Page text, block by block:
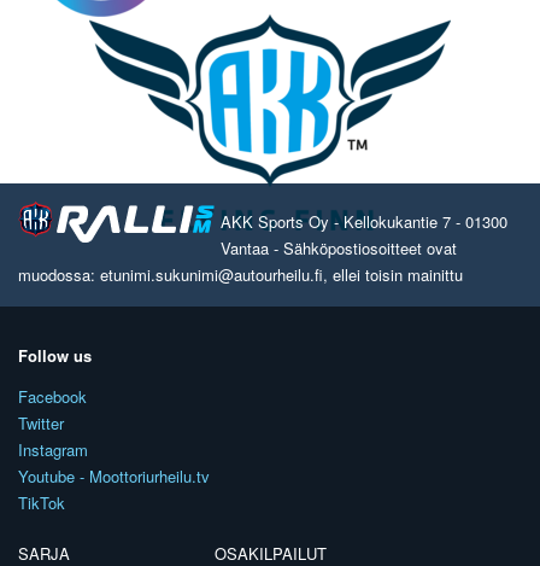
AKK Sports Oy - Kellokukantie 7 - 01300
Vantaa - Sähköpostiosoitteet ovat
muodossa: etunimi.sukunimi@autourheilu.fi, ellei toisin mainittu
Follow us
Facebook
Twitter
Instagram
Youtube - Moottoriurheilu.tv
TikTok
SARJA
OSAKILPAILUT